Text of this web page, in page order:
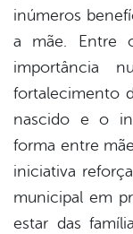
inúmeros
a mãe. Entre
importância
fortalecimento
nascido e o
forma entre
iniciativa
municipal em
estar das